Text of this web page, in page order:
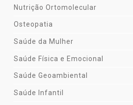
Nutrição Ortomolecular
Osteopatia
Saúde da Mulher
Saúde Física e Emocional
Saúde Geoambiental
Saúde Infantil